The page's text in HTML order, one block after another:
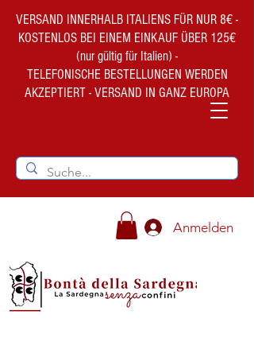
VERSAND INNERHALB ITALIENS FÜR NUR 8€ -
KOSTENLOS BEI EINEM EINKAUF ÜBER 125€
(nur gültig für Italien) -
TELEFONISCHE BESTELLUNGEN WERDEN
AKZEPTIERT - VERSAND IN GANZ EUROPA
Anmelden